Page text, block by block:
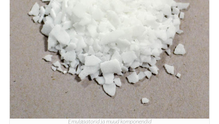
Emulgaatorid ja muud komponendid